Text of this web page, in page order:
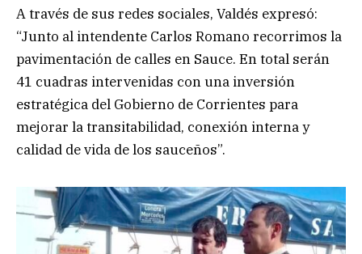
A través de sus redes sociales, Valdés expresó:
“Junto al intendente Carlos Romano recorrimos la
pavimentación de calles en Sauce. En total serán
41 cuadras intervenidas con una inversión
estratégica del Gobierno de Corrientes para
mejorar la transitabilidad, conexión interna y
calidad de vida de los sauceños”.